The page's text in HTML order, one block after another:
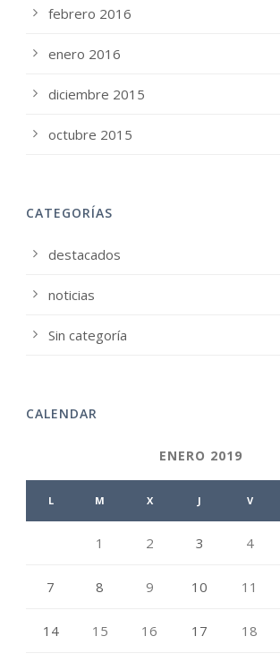
febrero 2016
enero 2016
diciembre 2015
octubre 2015
CATEGORÍAS
destacados
noticias
Sin categoría
CALENDAR
ENERO 2019
L M X J V
1 2 3 4
7 8 9 10 11
14 15 16 17 18